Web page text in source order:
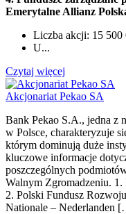
Emerytalne Allianz
Liczba akcji: 15 500
U...
Czytaj więcej
Akcjonariat Pekao SA
Bank Pekao S.A., jedna z
w Polsce, charakteryzuje
którym dominują duże
kluczowe informacje
poszczególnych
Walnym Zgromadzeniu. 1.
2. Polski Fundusz
Nationale – Nederlanden